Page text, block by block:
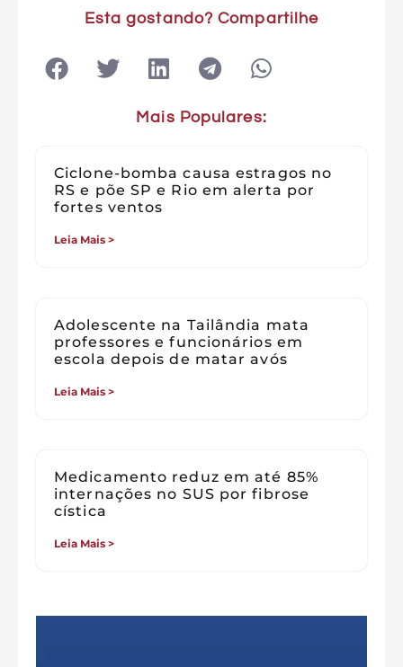
Esta gostando? Compartilhe
Mais Populares:
Ciclone-bomba causa estragos no
RS e põe SP e Rio em alerta por
fortes ventos
Leia Mais >
Adolescente na Tailândia mata
professores e funcionários em
escola depois de matar avós
Leia Mais >
Medicamento reduz em até 85%
internações no SUS por fibrose
cística
Leia Mais >